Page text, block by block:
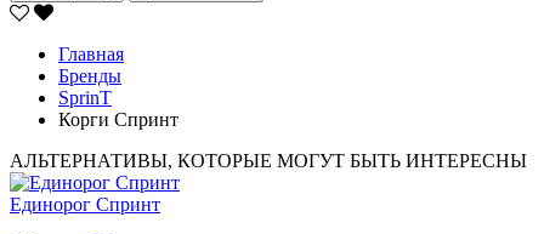
Главная
Бренды
SprinT
Корги Спринт
АЛЬТЕРНАТИВЫ, КОТОРЫЕ МОГУТ БЫТЬ ИНТЕРЕСНЫ
Единорог Спринт